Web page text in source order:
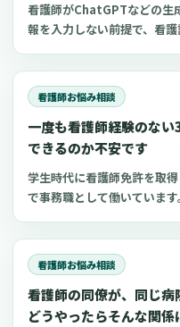
看護師がChatGPTなどの生
報を入力しない前提で、看
看護師お悩み相談
一度も看護師経験のな
できるのか不安です
学生時代に看護師免許を取
で事務職として働いていま
う気持ちがあります。年齢
ら今しかない」と、強く思う
看護師お悩み相談
看護師の同僚が、同じ
どうやったらそんな関